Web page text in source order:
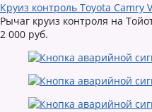
Круиз контроль Toyota Camry
Рычаг круиз контроля на
2 000 руб.